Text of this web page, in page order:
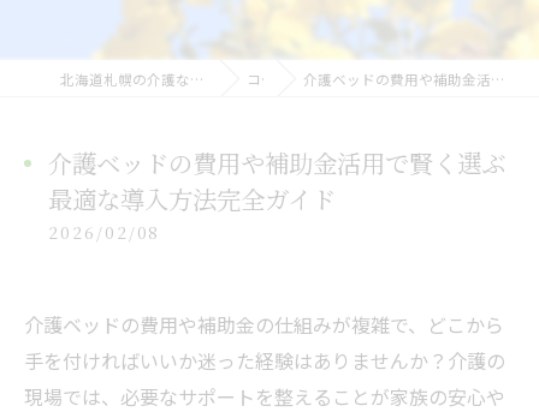
北海道札幌の介護なら株式会社ライフケアプラス コラム 介護ベッドの費用や補助金活用で賢く選ぶ最適な導入方法完全ガイド
介護ベッドの費用や補助金活用で賢く選ぶ
最適な導入方法完全ガイド
2026/02/08
介護ベッドの費用や補助金の仕組みが複雑で、どこから
手を付ければいいか迷った経験はありませんか？介護の
現場では、必要なサポートを整えることが家族の安心や